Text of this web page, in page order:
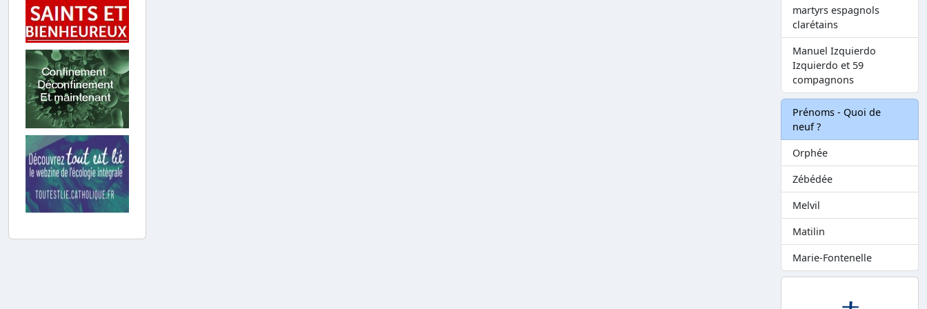
martyrs espagnols
clarétains
Manuel Izquierdo
Izquierdo et 59
compagnons
Prénoms - Quoi de
neuf ?
Orphée
Zébédée
Melvil
Matilin
Marie-Fontenelle